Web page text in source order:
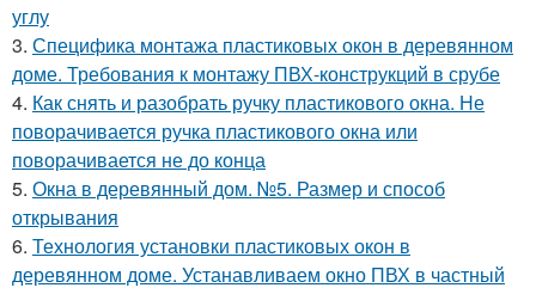
углу
3. Специфика монтажа пластиковых окон в деревянном
доме. Требования к монтажу ПВХ-конструкций в срубе
4. Как снять и разобрать ручку пластикового окна. Не
поворачивается ручка пластикового окна или
поворачивается не до конца
5. Окна в деревянный дом. №5. Размер и способ
открывания
6. Технология установки пластиковых окон в
деревянном доме. Устанавливаем окно ПВХ в частный